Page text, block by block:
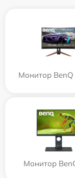
Монитор
Монитор